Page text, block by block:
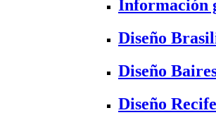
Información
Diseño
Diseño
Diseño Recife